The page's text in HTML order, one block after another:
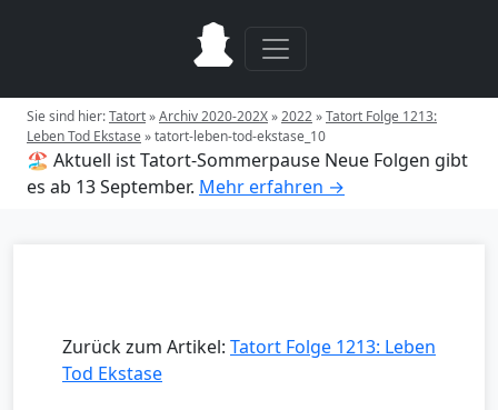
Sie sind hier:Tatort»Archiv 2020-202X»2022»Tatort Folge 1213:
Leben Tod Ekstase»tatort-leben-tod-ekstase_10
🏖️ Aktuell ist Tatort-Sommerpause Neue Folgen gibt
es ab 13 September. Mehr erfahren →
Zurück zum Artikel: Tatort Folge 1213: Leben
Tod Ekstase